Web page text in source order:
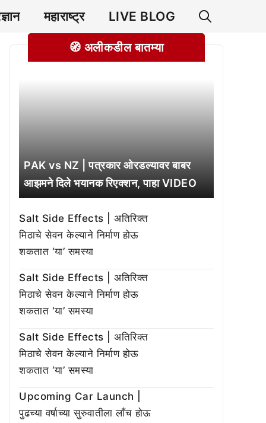
महाराष्ट्र LIVE BLOG
🧭 अलीकडील बातम्या
PAK vs NZ | पत्रकार ओरडल्यावर बाबर
आझमने दिले भयानक रिएक्शन, पाहा VIDEO
Salt Side Effects | अतिरिक्त
मिठाचे सेवन केल्याने निर्माण होऊ
शकतात ‘या’ समस्या
Salt Side Effects | अतिरिक्त
मिठाचे सेवन केल्याने निर्माण होऊ
शकतात ‘या’ समस्या
Salt Side Effects | अतिरिक्त
मिठाचे सेवन केल्याने निर्माण होऊ
शकतात ‘या’ समस्या
Upcoming Car Launch |
पुढच्या वर्षाच्या सुरुवातीला लाँच होऊ